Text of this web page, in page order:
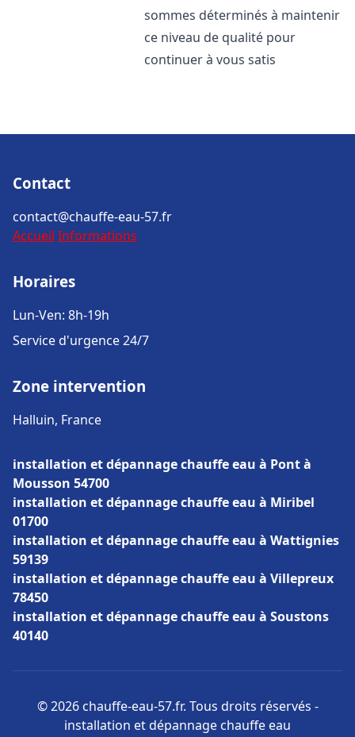
sommes déterminés à maintenir
ce niveau de qualité pour
continuer à vous satis
Contact
contact@chauffe-eau-57.fr
Accueil Informations
Horaires
Lun-Ven: 8h-19h
Service d'urgence 24/7
Zone intervention
Halluin, France
installation et dépannage chauffe eau à Pont à
Mousson 54700
installation et dépannage chauffe eau à Miribel
01700
installation et dépannage chauffe eau à Wattignies
59139
installation et dépannage chauffe eau à Villepreux
78450
installation et dépannage chauffe eau à Soustons
40140
© 2026 chauffe-eau-57.fr. Tous droits réservés -
installation et dépannage chauffe eau